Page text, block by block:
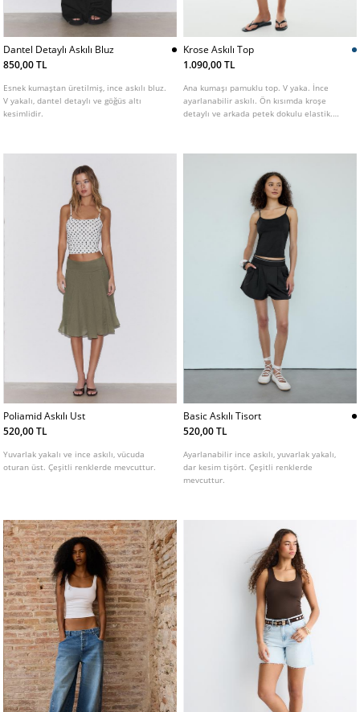
Dantel Detaylı Askılı Bluz
850,00 TL
Esnek kumaştan üretilmiş, ince askılı bluz.
V yakalı, dantel detaylı ve göğüs altı
kesimlidir.
Krose Askılı Top
1.090,00 TL
Ana kumaşı pamuklu top. V yaka. İnce
ayarlanabilir askılı. Ön kısımda kroşe
detaylı ve arkada petek dokulu elastik.
Poliamid Askılı Ust
520,00 TL
Yuvarlak yakalı ve ince askılı, vücuda
oturan üst. Çeşitli renklerde mevcuttur.
Basic Askılı Tisort
520,00 TL
Ayarlanabilir ince askılı, yuvarlak yakalı,
dar kesim tişört. Çeşitli renklerde
mevcuttur.